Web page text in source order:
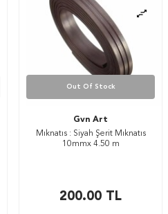
Out Of Stock
Gvn Art
Mıknatıs : Siyah Şerit Mıknatıs
10mmx 4.50 m
200.00 TL